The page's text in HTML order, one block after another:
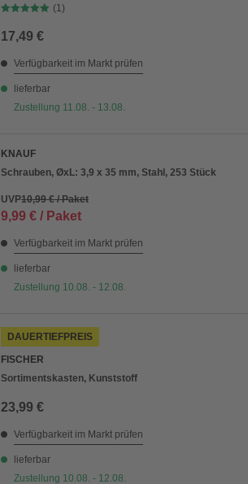
(1)
17,49 €
Verfügbarkeit im Markt prüfen
lieferbar
Zustellung 11.08. - 13.08.
KNAUF
Schrauben, ØxL: 3,9 x 35 mm, Stahl, 253 Stück
UVP10,99 € / Paket
9,99 € / Paket
Verfügbarkeit im Markt prüfen
lieferbar
Zustellung 10.08. - 12.08.
DAUERTIEFPREIS
FISCHER
Sortimentskasten, Kunststoff
23,99 €
Verfügbarkeit im Markt prüfen
lieferbar
Zustellung 10.08. - 12.08.